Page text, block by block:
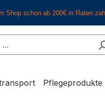
Pflegeprodukte